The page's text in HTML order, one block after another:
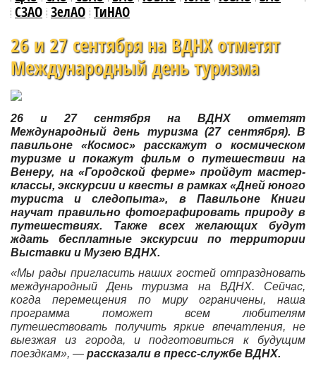
СЗАО ЗелАО ТиНАО
26 и 27 сентября на ВДНХ отметят
Международный день туризма
26 и 27 сентября на ВДНХ отметят
Международный день туризма (27 сентября). В
павильоне «Космос» расскажут о космическом
туризме и покажут фильм о путешествии на
Венеру, на «Городской ферме» пройдут мастер-
классы, экскурсии и квесты в рамках «Дней юного
туриста и следопыта», в Павильоне Книги
научат правильно фотографировать природу в
путешествиях. Также всех желающих будут
ждать бесплатные экскурсии по территории
Выставки и Музею ВДНХ.
«Мы рады пригласить наших гостей отпраздновать
международный День туризма на ВДНХ. Сейчас,
когда перемещения по миру ограничены, наша
программа поможет всем любителям
путешествовать получить яркие впечатления, не
выезжая из города, и подготовиться к будущим
поездкам», — рассказали в пресс-службе ВДНХ.